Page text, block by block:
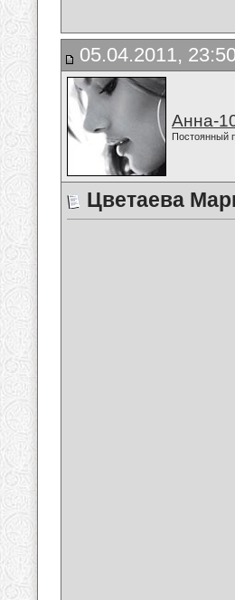
05.04.2011,
Анна-
Постоянный
Цветаева